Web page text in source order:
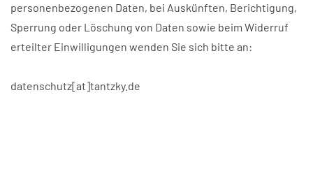
personenbezogenen Daten, bei Auskünften, Berichtigung,
Sperrung oder Löschung von Daten sowie beim Widerruf
erteilter Einwilligungen wenden Sie sich bitte an:
datenschutz[at]tantzky.de